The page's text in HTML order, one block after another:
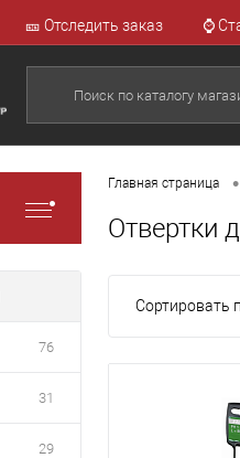
🎫 Отследить заказ ⌚
76
31
29
Главная страница •
Отвертки
Сортировать